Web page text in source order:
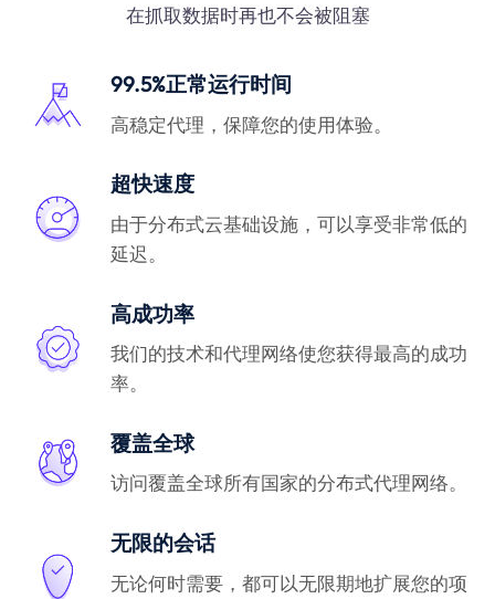
在抓取数据时再也不会被阻塞
99.5%正常运行时间
高稳定代理，保障您的使用体验。
超快速度
由于分布式云基础设施，可以享受非常低的
延迟。
高成功率
我们的技术和代理网络使您获得最高的成功
率。
覆盖全球
访问覆盖全球所有国家的分布式代理网络。
无限的会话
无论何时需要，都可以无限期地扩展您的项